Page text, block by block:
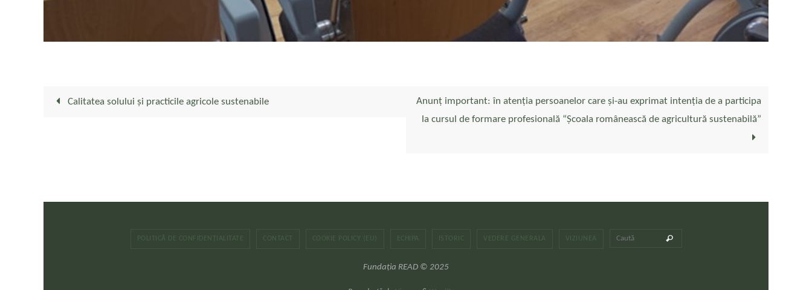
Calitatea solului și practicile agricole sustenabile
Anunț important: în atenția persoanelor care și-au exprimat intenția de a participa
la cursul de formare profesională “Școala românească de agricultură sustenabilă”
POLITICĂ DE CONFIDENȚIALITATE CONTACT COOKIE POLICY (EU) ECHIPA ISTORIC VEDERE GENERALA VIZIUNEA Caută
Fundația READ © 2025